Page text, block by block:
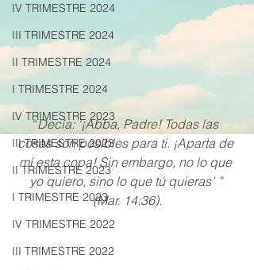
IV TRIMESTRE 2024
III TRIMESTRE 2024
II TRIMESTRE 2024
I TRIMESTRE 2024
IV TRIMESTRE 2023
III TRIMESTRE 2023
II TRIMESTRE 2023
I TRIMESTRE 2023
IV TRIMESTRE 2022
III TRIMESTRE 2022
“Decía: ‘¡Abba, Padre! Todas las
cosas son posibles para ti. ¡Aparta de
mí esta copa! Sin embargo, no lo que
yo quiero, sino lo que tú quieras’ ”
(Mar. 14:36).